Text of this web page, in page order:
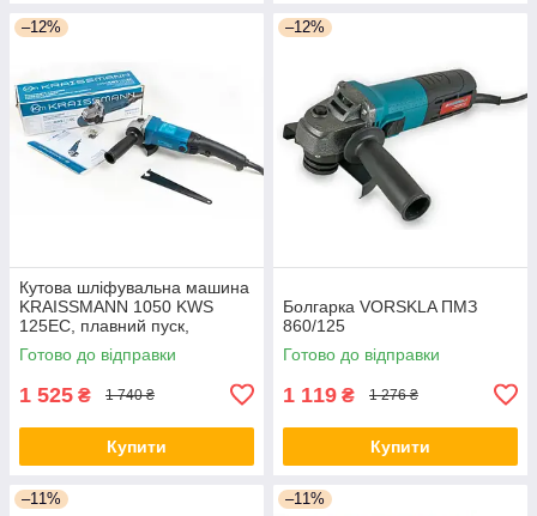
–12%
Кутова шліфувальна машина
KRAISSMANN 1050 KWS
125EC, плавний пуск,
регулювання
Готово до відправки
1 525 ₴ 1 740 ₴
Купити
–12%
Болгарка VORSKLA ПМЗ
860/125
Готово до відправки
1 119 ₴ 1 276 ₴
Купити
–11% –11%